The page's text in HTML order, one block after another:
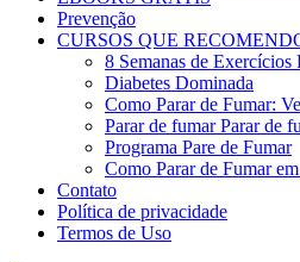
Prevenção
CURSOS QUE
8 Semanas de Exercícios
Diabetes Dominada
Como Parar de Fumar:
Parar de fumar Parar de
Programa Pare de Fumar
Como Parar de Fumar
Contato
Política de privacidade
Termos de Uso